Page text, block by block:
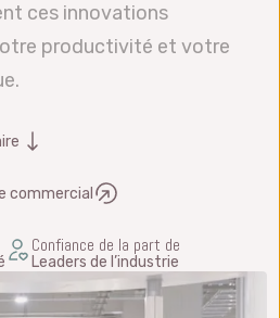
ces innovations
productivité et votre
commercial
Confiance de la part de
Leaders de l’industrie